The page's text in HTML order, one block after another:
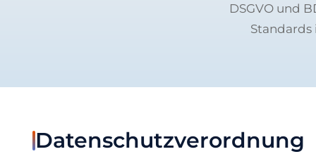
DSGVO und
Standards
Datenschutzverordnung